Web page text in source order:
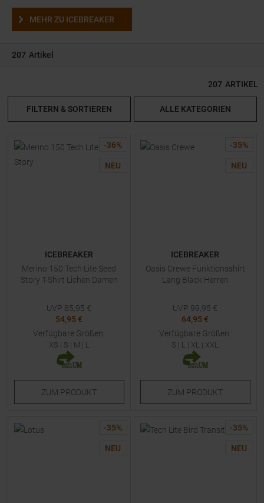
MEHR ZU ICEBREAKER
207 Artikel
207 ARTIKEL
FILTERN & SORTIEREN ALLE KATEGORIEN
-36%
NEU
ICEBREAKER
Merino 150 Tech Lite Seed
Story T-Shirt Lichen Damen
UVP 85,95 €
54,95 €
Verfügbare Größen:
XS | S | M | L
ZUM PRODUKT
-35%
NEU
ICEBREAKER
Oasis Crewe Funktionsshirt
Lang Black Herren
UVP 99,95 €
64,95 €
Verfügbare Größen:
S | L | XL | XXL
ZUM PRODUKT
-35%
NEU
-35%
NEU